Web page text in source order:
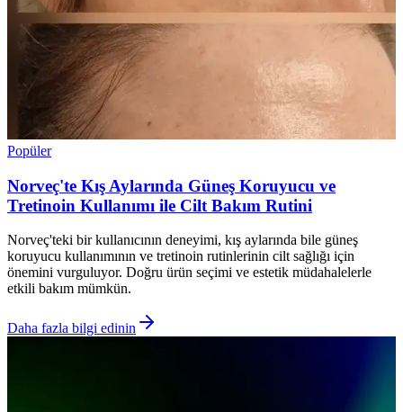
Popüler
Norveç'te Kış Aylarında Güneş Koruyucu ve
Tretinoin Kullanımı ile Cilt Bakım Rutini
Norveç'teki bir kullanıcının deneyimi, kış aylarında bile güneş
koruyucu kullanımının ve tretinoin rutinlerinin cilt sağlığı için
önemini vurguluyor. Doğru ürün seçimi ve estetik müdahalelerle
etkili bakım mümkün.
Daha fazla bilgi edinin